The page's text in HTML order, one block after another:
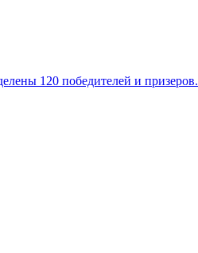
120 победителей и призеров.